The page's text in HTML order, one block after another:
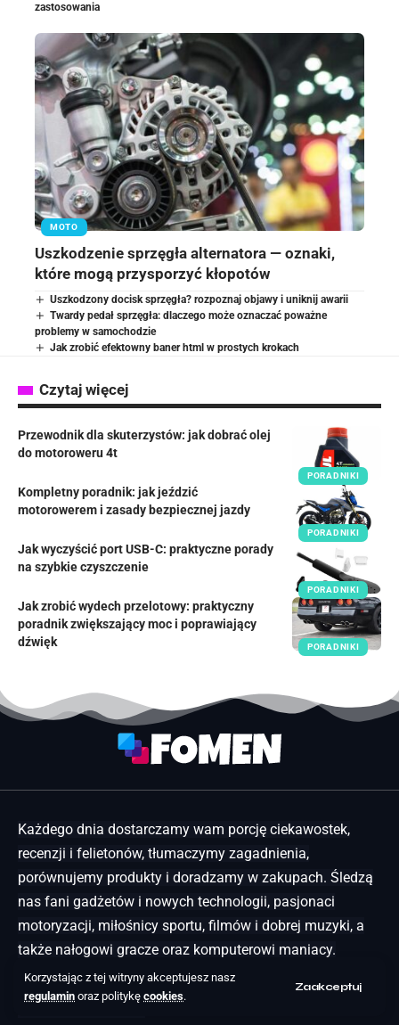
Korzystając z tej witryny akceptujesz nasz
regulamin oraz politykę cookies.
Zaakceptuj
zastosowania
MOTO
Uszkodzenie sprzęgła alternatora — oznaki,
które mogą przysporzyć kłopotów
Uszkodzony docisk sprzęgła? rozpoznaj objawy i uniknij awarii
Twardy pedał sprzęgła: dlaczego może oznaczać poważne
problemy w samochodzie
Jak zrobić efektowny baner html w prostych krokach
Czytaj więcej
PORADNIKI
Przewodnik dla skuterzystów: jak dobrać olej
do motoroweru 4t
PORADNIKI
Kompletny poradnik: jak jeździć
motorowerem i zasady bezpiecznej jazdy
PORADNIKI
Jak wyczyścić port USB-C: praktyczne porady
na szybkie czyszczenie
PORADNIKI
Jak zrobić wydech przelotowy: praktyczny
poradnik zwiększający moc i poprawiający
dźwięk
Każdego dnia dostarczamy wam porcję ciekawostek,
recenzji i felietonów, tłumaczymy zagadnienia,
porównujemy produkty i doradzamy w zakupach. Śledzą
nas fani gadżetów i nowych technologii, pasjonaci
motoryzacji, miłośnicy sportu, filmów i dobrej muzyki, a
także nałogowi gracze oraz komputerowi maniacy.